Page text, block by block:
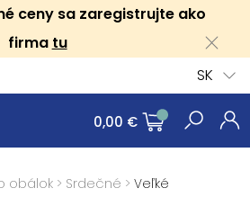
ceny sa zaregistrujte ako
firma tu
SK
0,00 €
obálok > Srdečné > Veľké